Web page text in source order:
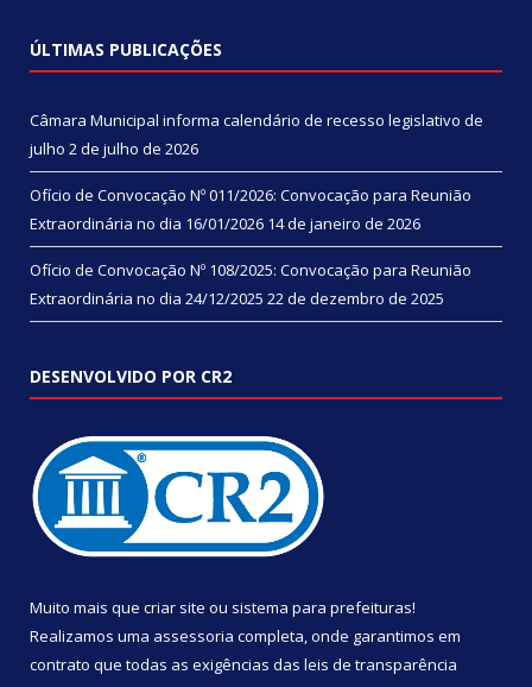
ÚLTIMAS PUBLICAÇÕES
Câmara Municipal informa calendário de recesso legislativo de
julho 2 de julho de 2026
Ofício de Convocação Nº 011/2026: Convocação para Reunião
Extraordinária no dia 16/01/2026 14 de janeiro de 2026
Ofício de Convocação Nº 108/2025: Convocação para Reunião
Extraordinária no dia 24/12/2025 22 de dezembro de 2025
DESENVOLVIDO POR CR2
Muito mais que criar site ou sistema para prefeituras!
Realizamos uma assessoria completa, onde garantimos em
contrato que todas as exigências das leis de transparência